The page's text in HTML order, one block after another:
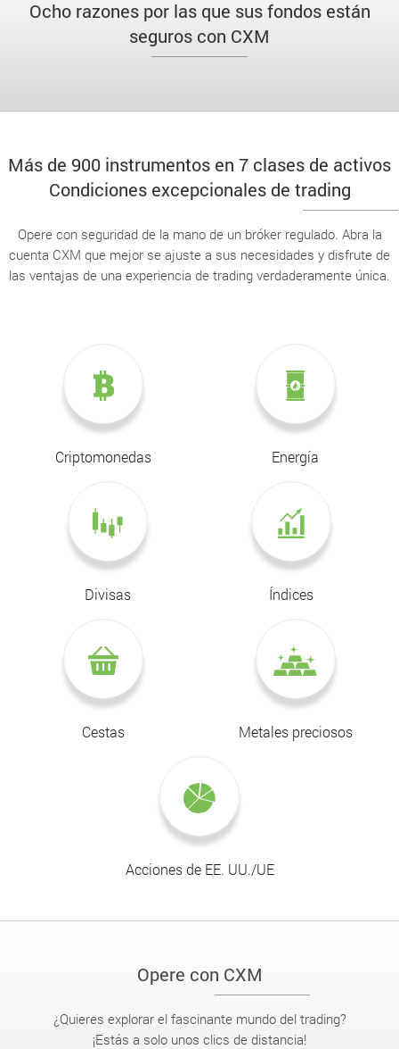
Ocho razones por las que sus fondos están
seguros con CXM
Más de 900 instrumentos en 7 clases de activos
Condiciones excepcionales de trading
Opere con seguridad de la mano de un bróker regulado. Abra la
cuenta CXM que mejor se ajuste a sus necesidades y disfrute de
las ventajas de una experiencia de trading verdaderamente única.
Criptomonedas Energía
Divisas Índices
Cestas Metales preciosos
Acciones de EE. UU./UE
Opere con CXM
¿Quieres explorar el fascinante mundo del trading?
¡Estás a solo unos clics de distancia!